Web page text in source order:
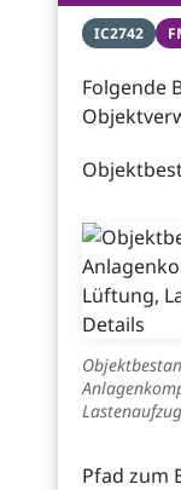
IC2742
Folgende
Pfad zum